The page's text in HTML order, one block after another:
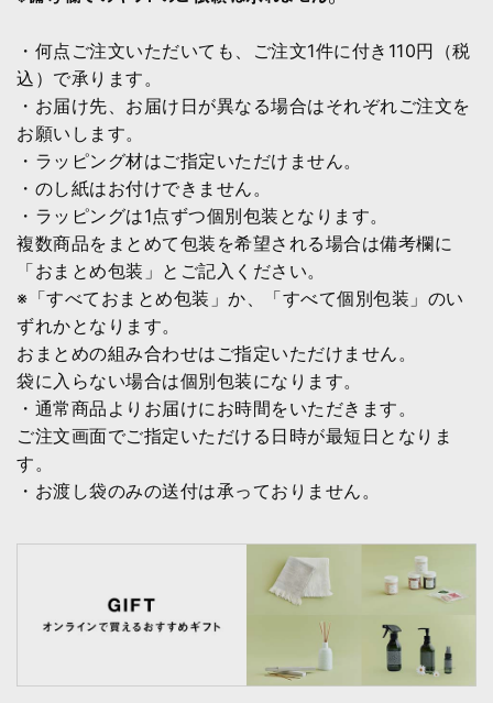
・何点ご注文いただいても、ご注文1件に付き110円（税
込）で承ります。
・お届け先、お届け日が異なる場合はそれぞれご注文を
お願いします。
・ラッピング材はご指定いただけません。
・のし紙はお付けできません。
・ラッピングは1点ずつ個別包装となります。
複数商品をまとめて包装を希望される場合は備考欄に
「おまとめ包装」とご記入ください。
※「すべておまとめ包装」か、「すべて個別包装」のい
ずれかとなります。
おまとめの組み合わせはご指定いただけません。
袋に入らない場合は個別包装になります。
・通常商品よりお届けにお時間をいただきます。
ご注文画面でご指定いただける日時が最短日となりま
す。
・お渡し袋のみの送付は承っておりません。